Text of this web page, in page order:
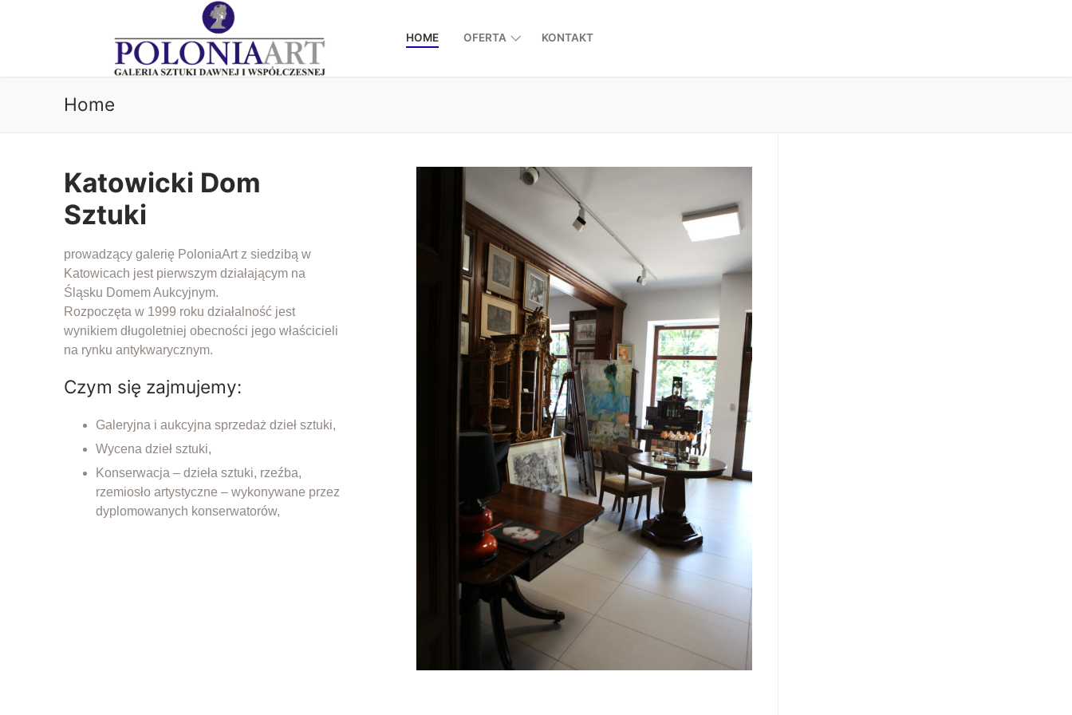
HOME OFERTA KONTAKT
Home
Katowicki Dom
Sztuki
prowadzący galerię PoloniaArtz siedzibą w
Katowicach jest pierwszym działającym na
Śląsku Domem Aukcyjnym.
Rozpoczęta w 1999 roku działalność jest
wynikiem długoletniej obecności jego właścicieli
na rynku antykwarycznym.
Czym się zajmujemy:
Galeryjna i aukcyjna sprzedaż dzieł sztuki,
Wycena dzieł sztuki,
Konserwacja – dzieła sztuki, rzeźba,
rzemiosło artystyczne – wykonywane przez
dyplomowanych konserwatorów,